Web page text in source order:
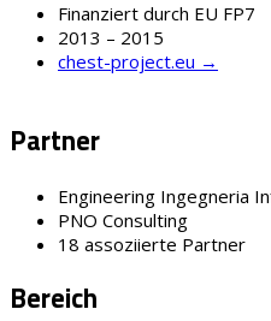
Finanziert durch EU FP7
2013 – 2015
chest-project.eu →
Partner
Engineering Ingegneria
PNO Consulting
18 assoziierte Partner
Bereich